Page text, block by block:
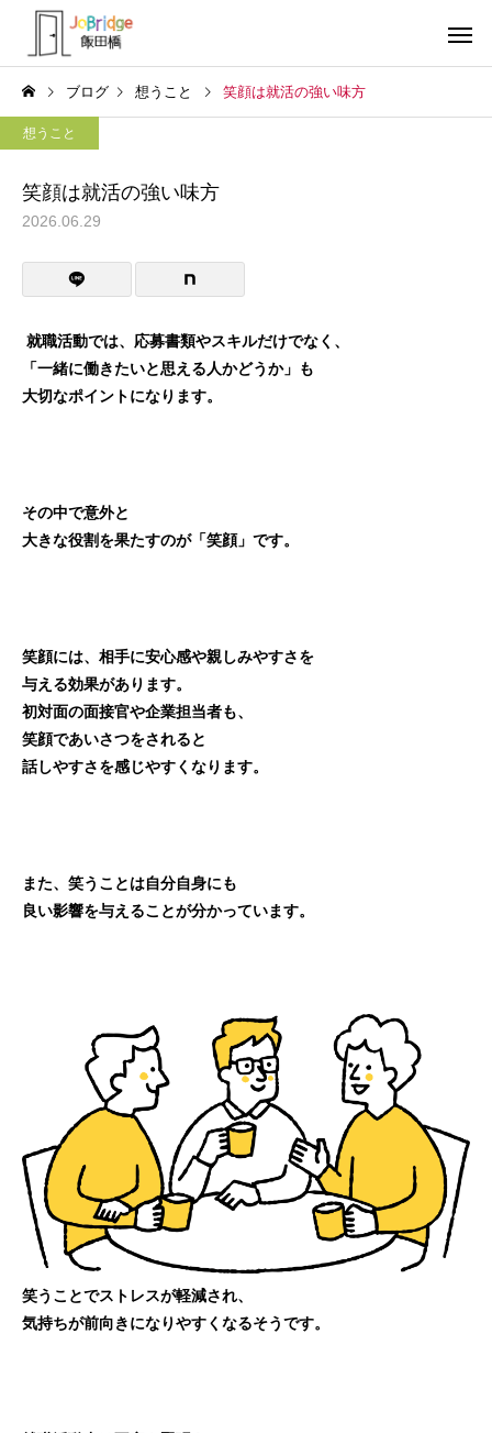
利用者の声
生成AIの書いた文書 働き続けるための土台
ブログ 想うこと 笑顔は就活の強い味方
想うこと
笑顔は就活の強い味方
2026.06.29
就職活動では、応募書類やスキルだけでなく、
「一緒に働きたいと思える人かどうか」も
大切なポイントになります。
その中で意外と
大きな役割を果たすのが「笑顔」です。
笑顔には、相手に安心感や親しみやすさを
与える効果があります。
初対面の面接官や企業担当者も、
笑顔であいさつをされると
話しやすさを感じやすくなります。
また、笑うことは自分自身にも
良い影響を与えることが分かっています。
笑うことでストレスが軽減され、
気持ちが前向きになりやすくなるそうです。